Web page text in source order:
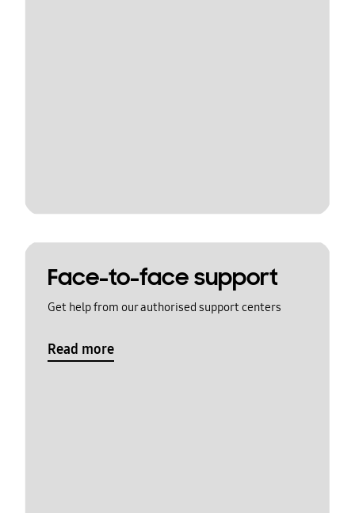
Face-to-face support
Get help from our authorised support centers
Read more